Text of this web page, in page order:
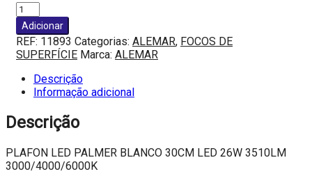
Quantidade
de
PLAFON
LED
PALMER
BLANCO
30CM
LED
3510LM
Adicionar
REF: 11893 Categorias: ALEMAR, FOCOS DE
SUPERFÍCIE Marca: ALEMAR
Descrição
Informação adicional
Descrição
PLAFON LED PALMER BLANCO 30CM LED 26W 3510LM
3000/4000/6000K